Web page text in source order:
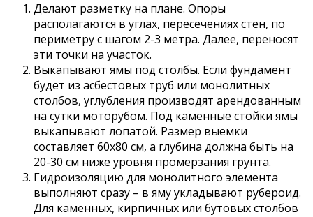
Делают разметку на плане. Опоры
располагаются в углах, пересечениях стен, по
периметру с шагом 2-3 метра. Далее, переносят
эти точки на участок.
Выкапывают ямы под столбы. Если фундамент
будет из асбестовых труб или монолитных
столбов, углубления производят арендованным
на сутки моторубом. Под каменные стойки ямы
выкапывают лопатой. Размер выемки
составляет 60х80 см, а глубина должна быть на
20-30 см ниже уровня промерзания грунта.
Гидроизоляцию для монолитного элемента
выполняют сразу – в яму укладывают рубероид.
Для каменных, кирпичных или бутовых столбов